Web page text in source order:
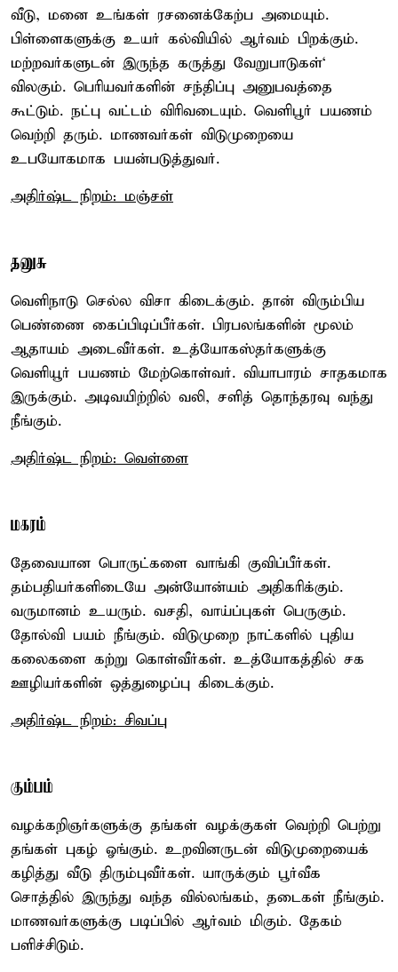
வீடு, மனை உங்கள் ரசனைக்கேற்ப அமையும்.
பிள்ளைகளுக்கு உயர் கல்வியில் ஆர்வம் பிறக்கும்.
மற்றவர்களுடன் இருந்த கருத்து வேறுபாடுகள்‘
விலகும். பெரியவர்களின் சந்திப்பு அனுபவத்தை
கூட்டும். நட்பு வட்டம் விரிவடையும். வெளிபூர் பயணம்
வெற்றி தரும். மாணவர்கள் விடுமுறையை
உபயோகமாக பயன்படுத்துவர்.
அதிர்ஷ்ட நிறம்: மஞ்சள்
தனுசு
வெளிநாடு செல்ல விசா கிடைக்கும். தான் விரும்பிய
பெண்ணை கைப்பிடிப்பீர்கள். பிரபலங்களின் மூலம்
ஆதாயம் அடைவீர்கள். உத்யோகஸ்தர்களுக்கு
வெளியூர் பயணம் மேற்கொள்வர். வியாபாரம் சாதகமாக
இருக்கும். அடிவயிற்றில் வலி, சளித் தொந்தரவு வந்து
நீங்கும்.
அதிர்ஷ்ட நிறம்: வெள்ளை
மகரம்
தேவையான பொருட்களை வாங்கி குவிப்பீர்கள்.
தம்பதியர்களிடையே அன்யோன்யம் அதிகரிக்கும்.
வருமானம் உயரும். வசதி, வாய்ப்புகள் பெருகும்.
தோல்வி பயம் நீங்கும். விடுமுறை நாட்களில் புதிய
கலைகளை கற்று கொள்வீர்கள். உத்யோகத்தில் சக
ஊழியர்களின் ஒத்துழைப்பு கிடைக்கும்.
அதிர்ஷ்ட நிறம்: சிவப்பு
கும்பம்
வழக்கறிஞர்களுக்கு தங்கள் வழக்குகள் வெற்றி பெற்று
தங்கள் புகழ் ஓங்கும். உறவினருடன் விடுமுறையைக்
கழித்து வீடு திரும்புவீர்கள். யாருக்கும் பூர்வீக
சொத்தில் இருந்து வந்த வில்லங்கம், தடைகள் நீங்கும்.
மாணவர்களுக்கு படிப்பில் ஆர்வம் மிகும். தேகம்
பளிச்சிடும்.